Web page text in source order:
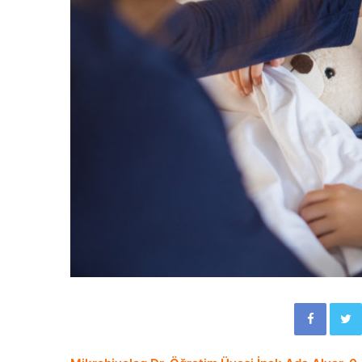
Facebook